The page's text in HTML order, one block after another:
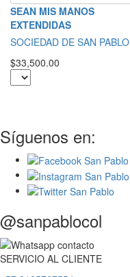
SEAN MIS MANOS
EXTENDIDAS
SOCIEDAD DE SAN PABLO
$33,500.00
Síguenos en:
@sanpablocol
SERVICIO AL CLIENTE